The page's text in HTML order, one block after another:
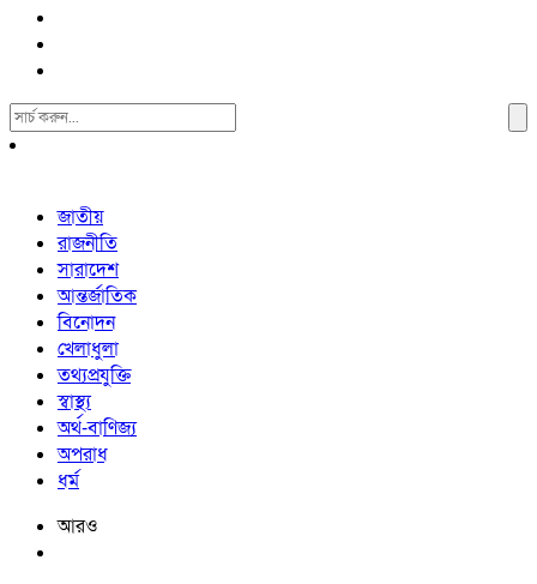
Search
For:
জাতীয়
রাজনীতি
সারাদেশ
আন্তর্জাতিক
বিনোদন
খেলাধুলা
তথ্যপ্রযুক্তি
স্বাস্থ্য
অর্থ-বাণিজ্য
অপরাধ
ধর্ম
আরও